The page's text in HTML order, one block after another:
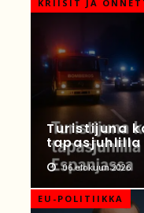
KRIISIT JA
Turistijuna
tapasjuhlilla
06 elokuun 2026
EU-POLITIIKKA